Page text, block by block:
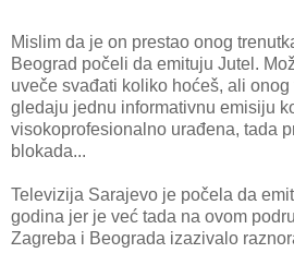
Mislim da je on prestao onog
Beograd počeli da emituju Jutel.
uveče svađati koliko hoćeš, ali onog
gledaju jednu informativnu emisiju
visokoprofesionalno urađena, tada
blokada...
Televizija Sarajevo je počela da
godina jer je već tada na ovom
Zagreba i Beograda izazivalo